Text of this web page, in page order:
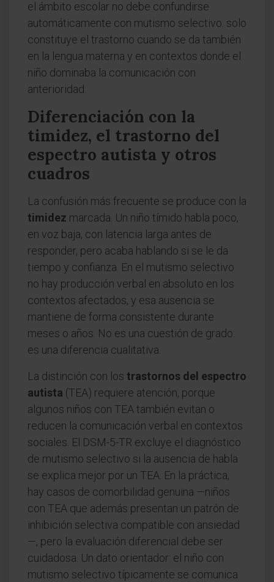
el ámbito escolar no debe confundirse
automáticamente con mutismo selectivo: solo
constituye el trastorno cuando se da también
en la lengua materna y en contextos donde el
niño dominaba la comunicación con
anterioridad.
Diferenciación con la
timidez, el trastorno del
espectro autista y otros
cuadros
La confusión más frecuente se produce con la
timidez marcada. Un niño tímido habla poco,
en voz baja, con latencia larga antes de
responder, pero acaba hablando si se le da
tiempo y confianza. En el mutismo selectivo
no hay producción verbal en absoluto en los
contextos afectados, y esa ausencia se
mantiene de forma consistente durante
meses o años. No es una cuestión de grado:
es una diferencia cualitativa.
La distinción con los trastornos del espectro
autista (TEA) requiere atención, porque
algunos niños con TEA también evitan o
reducen la comunicación verbal en contextos
sociales. El DSM-5-TR excluye el diagnóstico
de mutismo selectivo si la ausencia de habla
se explica mejor por un TEA. En la práctica,
hay casos de comorbilidad genuina —niños
con TEA que además presentan un patrón de
inhibición selectiva compatible con ansiedad
—, pero la evaluación diferencial debe ser
cuidadosa. Un dato orientador: el niño con
mutismo selectivo típicamente se comunica